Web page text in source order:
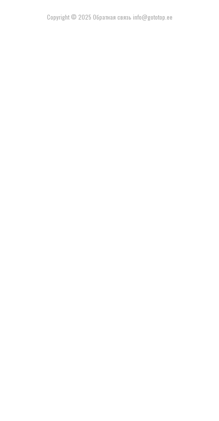
Copyright © 2025 Обратная связь info@gototop.ee